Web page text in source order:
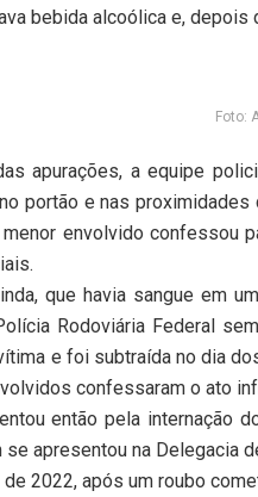
bebida alcoólica e, depois
Foto:
apurações, a equipe
portão e nas
menor envolvido confessou
que havia sangue em
Rodoviária Federal
e foi subtraída no dia
confessaram o ato
então pela internação
se apresentou na Delegacia
2022, após um roubo